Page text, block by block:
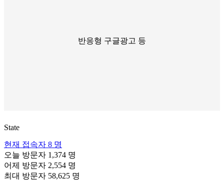
반응형 구글광고 등
State
현재 접속자 8 명
오늘 방문자 1,374 명
어제 방문자 2,554 명
최대 방문자 58,625 명